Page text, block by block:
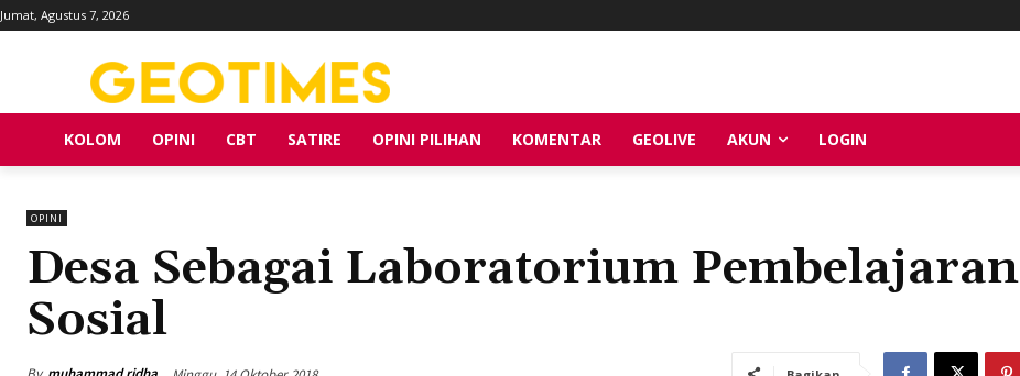
Jumat, Agustus 7, 2026
KOLOM OPINI CBT SATIRE OPINI PILIHAN KOMENTAR GEOLIVE AKUN LOGIN
OPINI
Desa Sebagai Laboratorium Pembelajaran
Sosial